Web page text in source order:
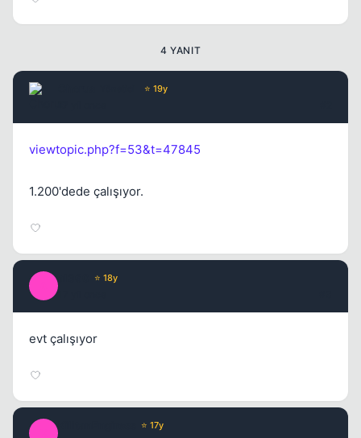
4 YANIT
⭐ 19y
viewtopic.php?f=53&t=47845
1.200'dede çalışıyor.
⭐ 18y
evt çalışıyor
⭐ 17y